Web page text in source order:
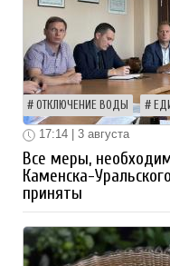
ОТКЛЮЧЕНИЕ ВОДЫ
17:14 | 3 августа
Все меры,
Каменска-
приняты